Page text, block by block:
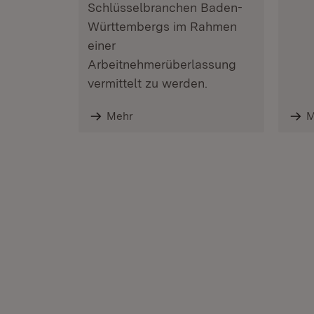
Schlüsselbranchen Baden-
Württembergs im Rahmen
einer
Arbeitnehmerüberlassung
vermittelt zu werden.
Mehr